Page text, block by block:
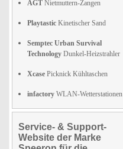
AGT Nietmuttern-Zangen
Playtastic Kinetischer Sand
Semptec Urban Survival
Technology Dunkel-Heizstrahler
Xcase Picknick Kühltaschen
infactory WLAN-Wetterstationen
Service- & Support-
Website der Marke